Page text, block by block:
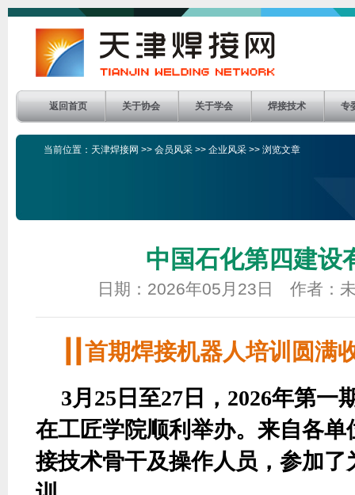
返回首页 关于协会 关于学会 焊接技术 专
当前位置： 天津焊接网 >> 会员风采 >> 企业风采 >> 浏览文章
中国石化第四建设
日期：2026年05月23日 作者：
首期焊接机器人培训圆满
3月25日至27日，2026年第一
在工匠学院顺利举办。来自各单
接技术骨干及操作人员，参加了